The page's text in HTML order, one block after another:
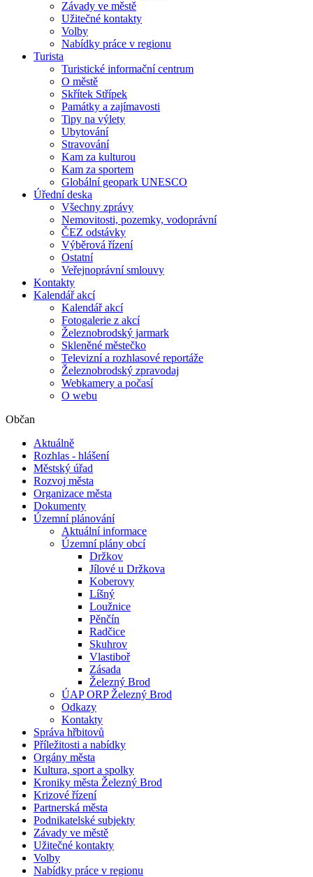
Závady ve městě
Užitečné kontakty
Volby
Nabídky práce v regionu
Turista
Turistické informační centrum
O městě
Skřítek Střípek
Památky a zajímavosti
Tipy na výlety
Ubytování
Stravování
Kam za kulturou
Kam za sportem
Globální geopark UNESCO
Úřední deska
Všechny zprávy
Nemovitosti, pozemky, vodoprávní
ČEZ odstávky
Výběrová řízení
Ostatní
Veřejnoprávní smlouvy
Kontakty
Kalendář akcí
Kalendář akcí
Fotogalerie z akcí
Železnobrodský jarmark
Skleněné městečko
Televizní a rozhlasové reportáže
Železnobrodský zpravodaj
Webkamery a počasí
O webu
Občan
Aktuálně
Rozhlas - hlášení
Městský úřad
Rozvoj města
Organizace města
Dokumenty
Územní plánování
Aktuální informace
Územní plány obcí
Držkov
Jílové u Držkova
Koberovy
Líšný
Loužnice
Pěnčín
Radčice
Skuhrov
Vlastiboř
Zásada
Železný Brod
ÚAP ORP Železný Brod
Odkazy
Kontakty
Správa hřbitovů
Příležitosti a nabídky
Orgány města
Kultura, sport a spolky
Kroniky města Železný Brod
Krizové řízení
Partnerská města
Podnikatelské subjekty
Závady ve městě
Užitečné kontakty
Volby
Nabídky práce v regionu